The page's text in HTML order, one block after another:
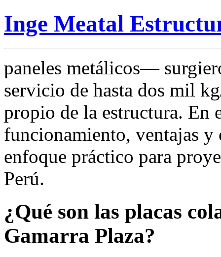
Inge Meatal
paneles metálicos—
servicio de hasta dos mil
propio de la estructura. En
funcionamiento, ventajas
enfoque práctico para
Perú.
¿Qué son las placas
Gamarra Plaza?